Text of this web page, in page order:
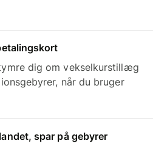
dig om vekselkurstillæg
når du bruger
spar på gebyrer